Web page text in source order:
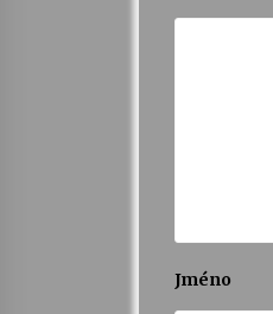
Jméno